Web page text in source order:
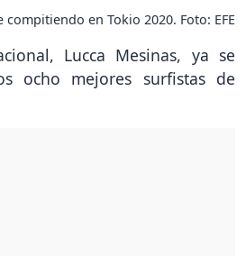
compitiendo en Tokio 2020. Foto: EFE
Lucca Mesinas, ya se
ocho mejores surfistas de